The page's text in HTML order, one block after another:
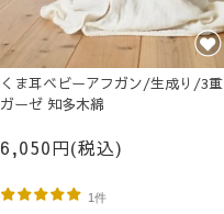
くま耳ベビーアフガン/生成り/3重
ガーゼ 知多木綿
6,050円(税込)
1件